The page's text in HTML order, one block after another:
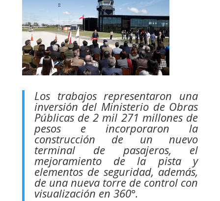
Los trabajos representaron una
inversión del Ministerio de Obras
Públicas de 2 mil 271 millones de
pesos e incorporaron la
construcción de un nuevo
terminal de pasajeros, el
mejoramiento de la pista y
elementos de seguridad, además,
de una nueva torre de control con
visualización en 360°.